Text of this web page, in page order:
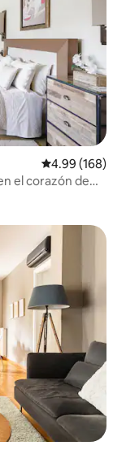
Calificación
4.99 (168)
el corazón de